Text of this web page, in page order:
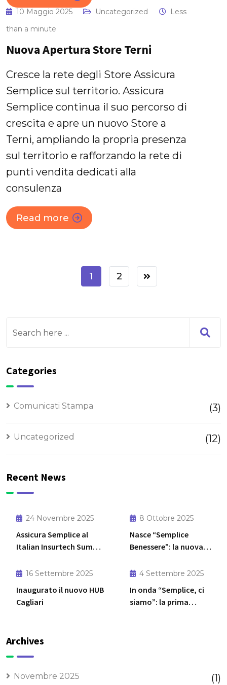
10 Maggio 2025 Uncategorized
Less
than a minute
Nuova Apertura Store Terni
Cresce la rete degli Store Assicura
Semplice sul territorio. Assicura
Semplice continua il suo percorso di
crescita e apre un nuovo Store a
Terni, ampliando la propria presenza
sul territorio e rafforzando la rete di
punti vendita dedicati alla
consulenza
Read more
1 2
Categories
Comunicati Stampa (3)
Uncategorized (12)
Recent News
24 Novembre 2025
Assicura Semplice al
Italian Insurtech Summit
all’innovazione
8 Ottobre 2025
Nasce “Semplice
Benessere”: la nuova
Assicura Semplice e AXA
16 Settembre 2025
Inaugurato il nuovo HUB
Cagliari
4 Settembre 2025
In onda “Semplice, ci
siamo”: la prima
Archives
Novembre 2025 (1)